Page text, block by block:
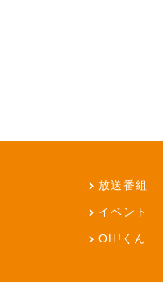
放送番組
イベント
OH!くん